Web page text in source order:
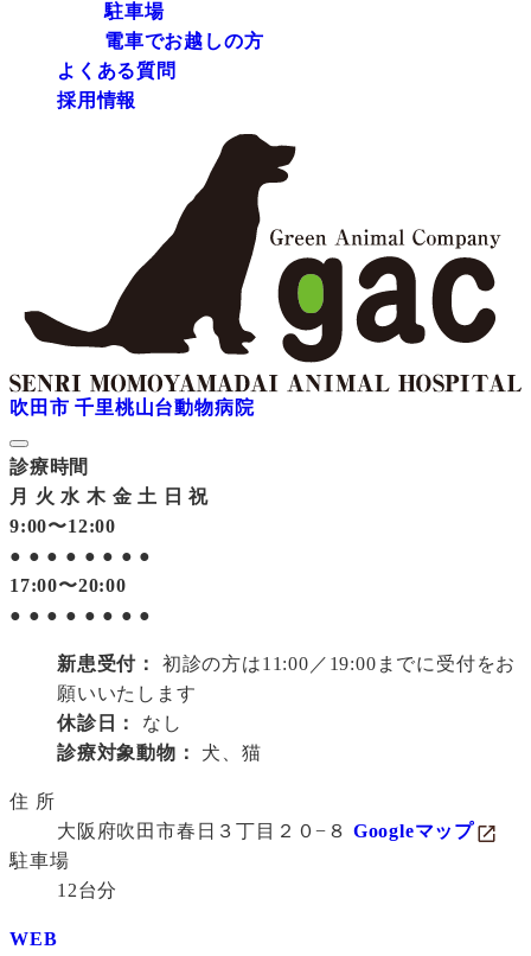
駐車場
電車でお越しの方
よくある質問
採用情報
吹田市 千里桃山台動物病院
診療時間
月
火 水 木 金 土 日 祝
9:00〜12:00
● ● ● ● ● ● ● ●
17:00〜20:00
● ● ● ● ● ● ● ●
新患受付：
初診の方は11:00／19:00までに受付をお
願いいたします
休診日：
なし
診療対象動物：
犬、猫
住 所
大阪府吹田市春日３丁目２０−８ Googleマップ
駐車場
12台分
WEB